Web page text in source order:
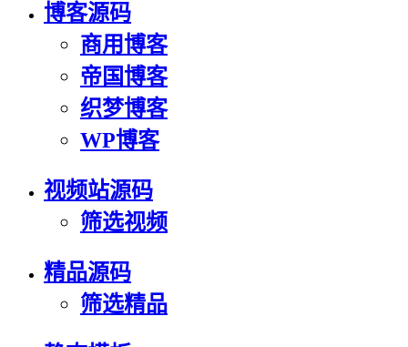
博客源码
商用博客
帝国博客
织梦博客
WP博客
视频站源码
筛选视频
精品源码
筛选精品